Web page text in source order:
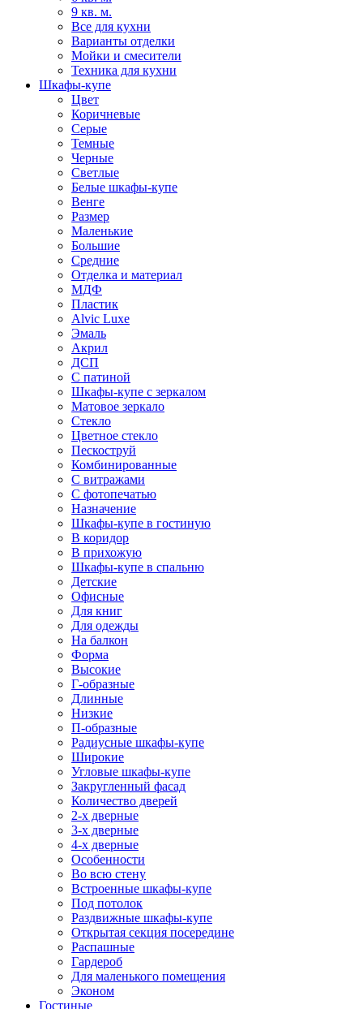
9 кв. м.
Все для кухни
Варианты отделки
Мойки и смесители
Техника для кухни
Шкафы-купе
Цвет
Коричневые
Серые
Темные
Черные
Светлые
Белые шкафы-купе
Венге
Размер
Маленькие
Большие
Средние
Отделка и материал
МДФ
Пластик
Alvic Luxe
Эмаль
Акрил
ДСП
С патиной
Шкафы-купе с зеркалом
Матовое зеркало
Стекло
Цветное стекло
Пескоструй
Комбинированные
С витражами
С фотопечатью
Назначение
Шкафы-купе в гостиную
В коридор
В прихожую
Шкафы-купе в спальню
Детские
Офисные
Для книг
Для одежды
На балкон
Форма
Высокие
Г-образные
Длинные
Низкие
П-образные
Радиусные шкафы-купе
Широкие
Угловые шкафы-купе
Закругленный фасад
Количество дверей
2-х дверные
3-х дверные
4-х дверные
Особенности
Во всю стену
Встроенные шкафы-купе
Под потолок
Раздвижные шкафы-купе
Открытая секция посередине
Распашные
Гардероб
Для маленького помещения
Эконом
Гостиные